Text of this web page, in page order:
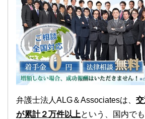
弁護士法人ALG＆Associatesは、
が累計２万件以上という、国内で